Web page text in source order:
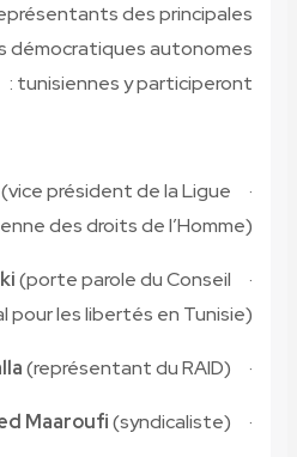
des principales
démocratiques autonomes
tunisiennesy participeront :
·
(vice président de la Ligue
des droits de l’Homme)
·
(porte parole du Conseil
pour les libertés en Tunisie)
·
(représentant du RAID)
·
Maaroufi(syndicaliste)